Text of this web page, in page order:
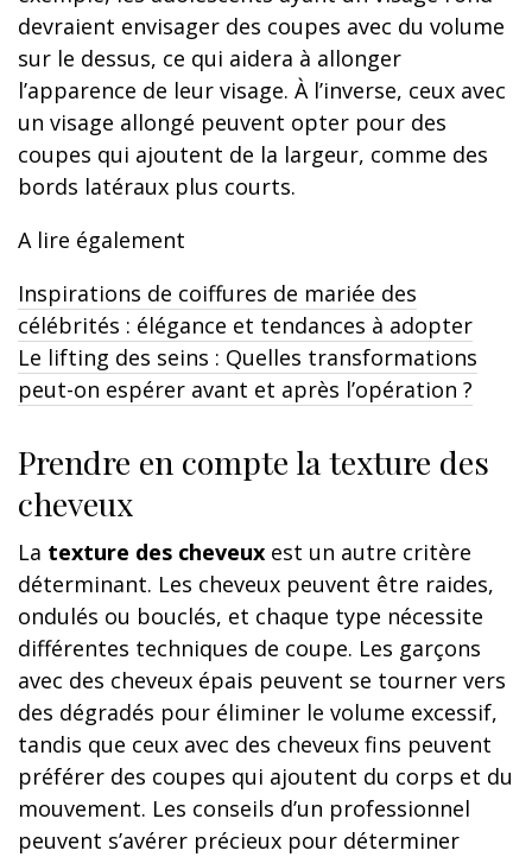
devraient envisager des coupes avec du volume
sur le dessus, ce qui aidera à allonger
l’apparence de leur visage. À l’inverse, ceux avec
un visage allongé peuvent opter pour des
coupes qui ajoutent de la largeur, comme des
bords latéraux plus courts.
A lire également
Inspirations de coiffures de mariée des
célébrités : élégance et tendances à adopter
Le lifting des seins : Quelles transformations
peut-on espérer avant et après l’opération ?
Prendre en compte la texture des
cheveux
La texture des cheveux est un autre critère
déterminant. Les cheveux peuvent être raides,
ondulés ou bouclés, et chaque type nécessite
différentes techniques de coupe. Les garçons
avec des cheveux épais peuvent se tourner vers
des dégradés pour éliminer le volume excessif,
tandis que ceux avec des cheveux fins peuvent
préférer des coupes qui ajoutent du corps et du
mouvement. Les conseils d’un professionnel
peuvent s’avérer précieux pour déterminer